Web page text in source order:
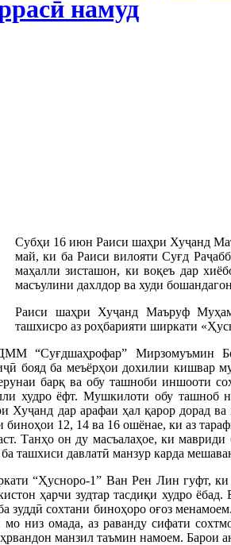
намуд
Субҳи 16 июн Раиси шаҳри Хуҷанд
май, ки ба Раиси вилояти Суғд
маҳалли зисташон, ки воқеъ дар
масъулини дахлдор ва худи
Раиси шаҳри Хуҷанд Маъруф
ташхисро аз роҳбарияти ширкати
“Суғдшаҳрофар” Мирзомуъмин
бояд ба меъёрҳои дохилии кишвар
барқ ва обу ташноби иншооти
худро ёфт. Мушкилоти обу ташноб
Хуҷанд дар арафаи ҳал қарор дорад
биноҳои 12, 14 ва 16 ошёнае, ки аз
Танҳо он ду масъалаҳое, ки
ташхиси давлатӣ манзур карда
“Ҳусноро-1” Ван Рен Лин гуфт,
ҳарчи зудтар тасдиқи худро
зуддӣ сохтани биноҳоро оғоз
низ омада, аз раванду сифати
манзил таъмин намоем. Барои